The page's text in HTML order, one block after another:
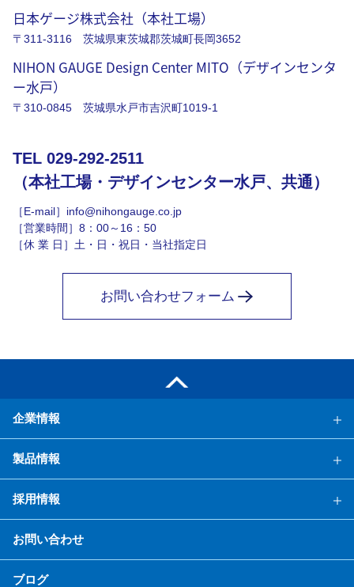
日本ゲージ株式会社（本社工場）
〒311-3116 茨城県東茨城郡茨城町長岡3652
NIHON GAUGE Design Center MITO（デザインセンタ
ー水戸）
〒310-0845 茨城県水戸市吉沢町1019-1
TEL 029-292-2511
（本社工場・デザインセンター水戸、共通）
［E-mail］info@nihongauge.co.jp
［営業時間］8：00～16：50
［休 業 日］土・日・祝日・当社指定日
お問い合わせフォーム
企業情報
製品情報
採用情報
お問い合わせ
ブログ